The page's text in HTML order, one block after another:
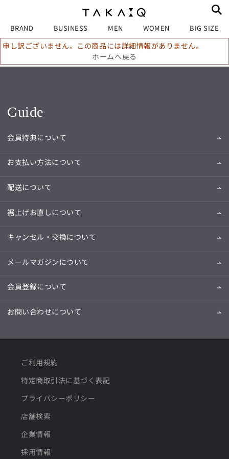
BRAND BUSINESS MEN WOMEN BIG SIZE
申し訳ございません。この商品には詳細情報がありません。
ホームへ戻る
Guide
会員特典について
お支払い方法について
配送について
裾上げお直しについて
キャンセル・交換について
メールマガジンについて
会員登録について
お問い合わせについて
ご利用規約
特定商取引法に基づく表記
プライバシーポリシー
店舗検索
企業情報
採用情報